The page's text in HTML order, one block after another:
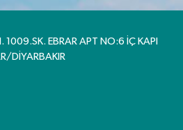
1009.SK. EBRAR APT NO:6 İÇ KAPI
DİYARBAKIR